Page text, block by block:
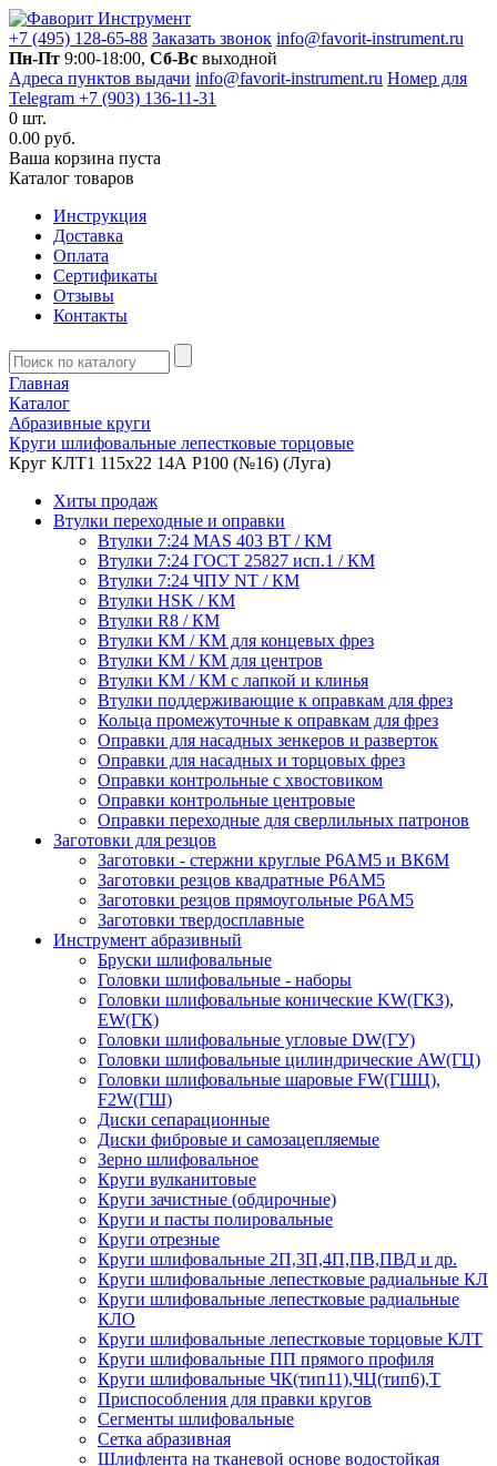
+7 (495) 128-65-88 Заказать звонок info@favorit-instrument.ru
Пн-Пт 9:00-18:00, Сб-Вс выходной
Адреса пунктов выдачи info@favorit-instrument.ru Номер для
Telegram +7 (903) 136-11-31
0 шт.
0.00 руб.
Ваша корзина пуста
Каталог товаров
Инструкция
Доставка
Оплата
Сертификаты
Отзывы
Контакты
Главная
Каталог
Абразивные круги
Круги шлифовальные лепестковые торцовые
Круг КЛТ1 115х22 14А Р100 (№16) (Луга)
Хиты продаж
Втулки переходные и оправки
Втулки 7:24 MAS 403 BT / КМ
Втулки 7:24 ГОСТ 25827 исп.1 / КМ
Втулки 7:24 ЧПУ NT / КМ
Втулки HSK / КМ
Втулки R8 / КМ
Втулки КМ / КМ для концевых фрез
Втулки КМ / КМ для центров
Втулки КМ / КМ с лапкой и клинья
Втулки поддерживающие к оправкам для фрез
Кольца промежуточные к оправкам для фрез
Оправки для насадных зенкеров и разверток
Оправки для насадных и торцовых фрез
Оправки контрольные с хвостовиком
Оправки контрольные центровые
Оправки переходные для сверлильных патронов
Заготовки для резцов
Заготовки - стержни круглые Р6АМ5 и ВК6М
Заготовки резцов квадратные Р6АМ5
Заготовки резцов прямоугольные Р6АМ5
Заготовки твердосплавные
Инструмент абразивный
Бруски шлифовальные
Головки шлифовальные - наборы
Головки шлифовальные конические KW(ГКЗ),
EW(ГК)
Головки шлифовальные угловые DW(ГУ)
Головки шлифовальные цилиндрические AW(ГЦ)
Головки шлифовальные шаровые FW(ГШЦ),
F2W(ГШ)
Диски сепарационные
Диски фибровые и самозацепляемые
Зерно шлифовальное
Круги вулканитовые
Круги зачистные (обдирочные)
Круги и пасты полировальные
Круги отрезные
Круги шлифовальные 2П,3П,4П,ПВ,ПВД и др.
Круги шлифовальные лепестковые радиальные КЛ
Круги шлифовальные лепестковые радиальные
КЛО
Круги шлифовальные лепестковые торцовые КЛТ
Круги шлифовальные ПП прямого профиля
Круги шлифовальные ЧК(тип11),ЧЦ(тип6),Т
Приспособления для правки кругов
Сегменты шлифовальные
Сетка абразивная
Шлифлента на тканевой основе водостойкая